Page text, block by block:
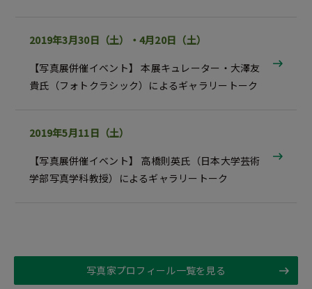
2019年3月30日（土）・4月20日（土）
【写真展併催イベント】 本展キュレーター・大澤友
貴氏（フォトクラシック）によるギャラリートーク
2019年5月11日（土）
【写真展併催イベント】 高橋則英氏（日本大学芸術
学部写真学科教授）によるギャラリートーク
写真家プロフィール一覧を見る